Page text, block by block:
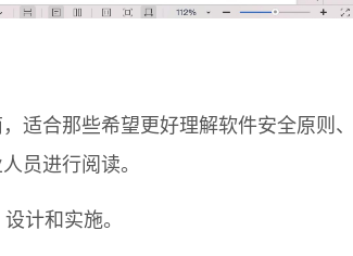
适合那些希望更好理解软件安全原则
员进行阅读。
计和实施。